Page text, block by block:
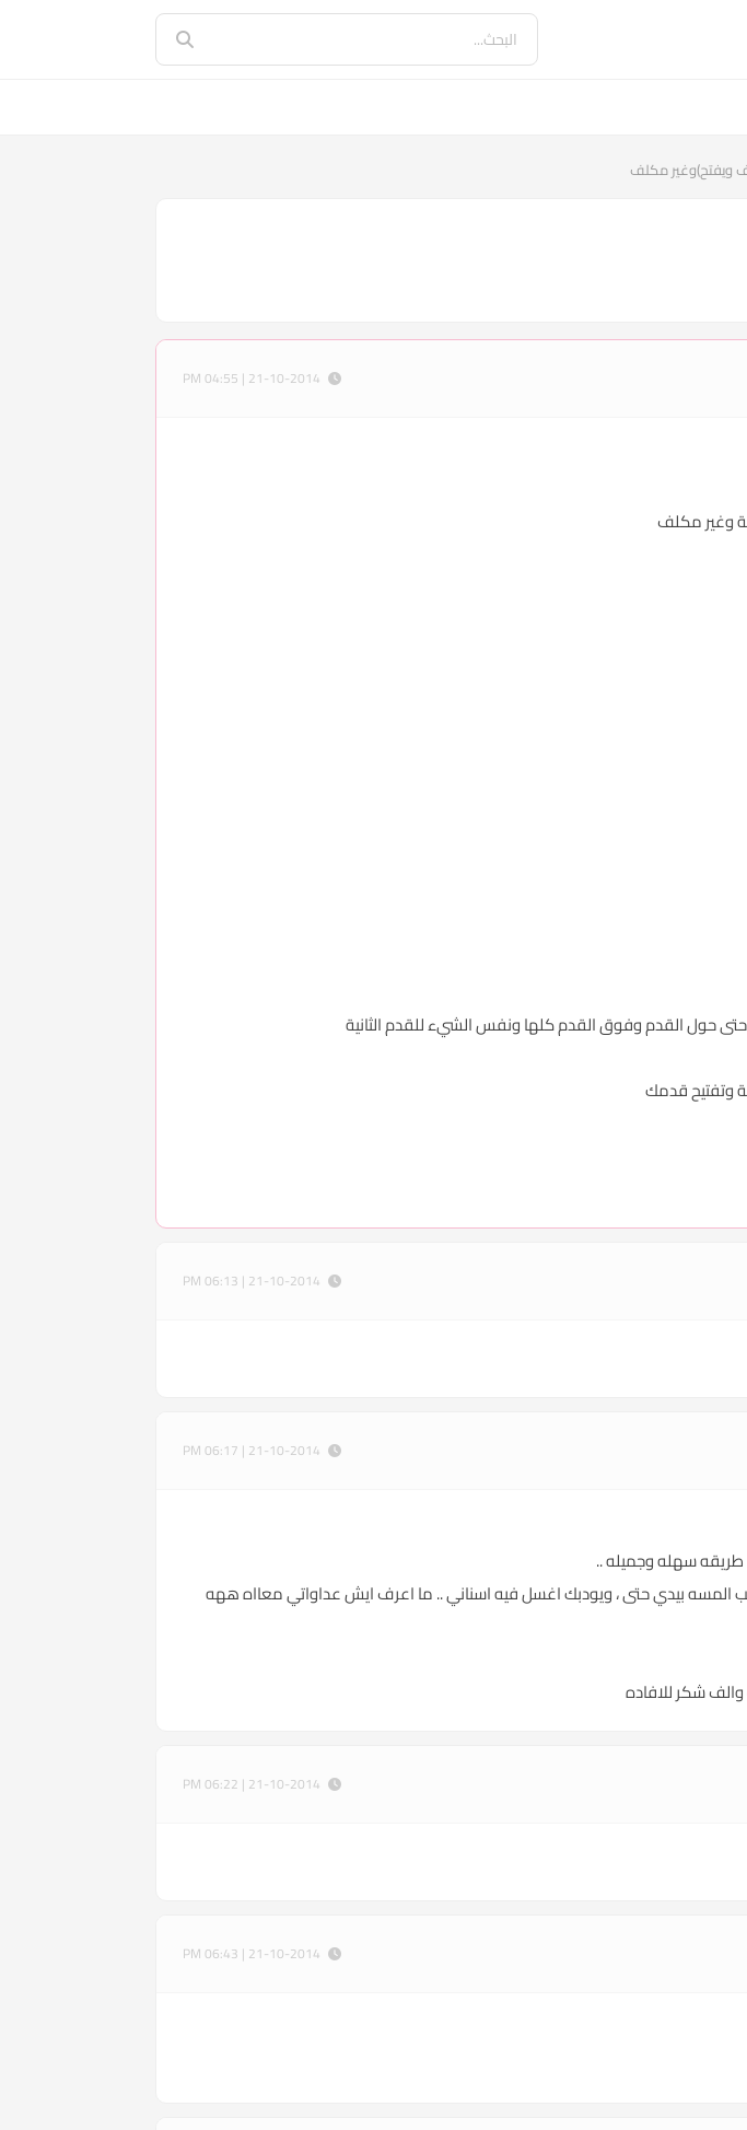
ويفتح)وغير مكلف
وغير مكلف
حول القدم وفوق القدم كلها ونفس الشيء للقدم الثانية
وتفتيح قدمك
سهله وجميله ..
بيدي حتى ، ويودبك اغسل فيه اسناني .. ما اعرف ايش عداواتي معااه ههه
شكر للافاده